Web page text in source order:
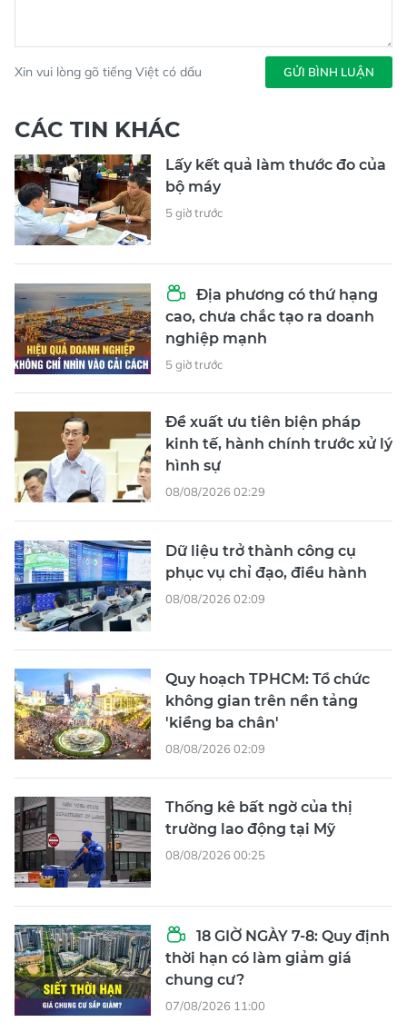
Xin vui lòng gõ tiếng Việt có dấu GỬI BÌNH LUẬN
CÁC TIN KHÁC
Lấy kết quả làm thước đo của
bộ máy
5 giờ trước
Địa phương có thứ hạng
cao, chưa chắc tạo ra doanh
nghiệp mạnh
5 giờ trước
Đề xuất ưu tiên biện pháp
kinh tế, hành chính trước xử lý
hình sự
08/08/2026 02:29
Dữ liệu trở thành công cụ
phục vụ chỉ đạo, điều hành
08/08/2026 02:09
Quy hoạch TPHCM: Tổ chức
không gian trên nền tảng
'kiềng ba chân'
08/08/2026 02:09
Thống kê bất ngờ của thị
trường lao động tại Mỹ
08/08/2026 00:25
18 GIỜ NGÀY 7-8: Quy định
thời hạn có làm giảm giá
chung cư?
07/08/2026 11:00